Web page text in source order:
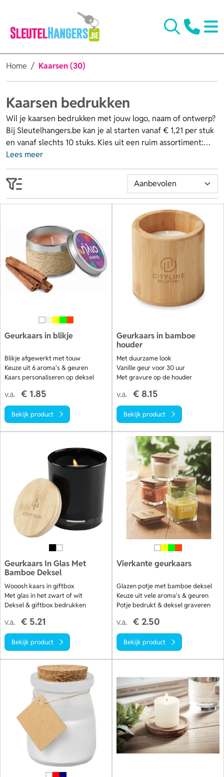
Home Kaarsen (30)
Kaarsen bedrukken
Wil je kaarsen bedrukken met jouw logo, naam of ontwerp?
Bij Sleutelhangers.be kan je al starten vanaf € 1,21 per stuk
en vanaf slechts 10 stuks. Kies uit een ruim assortiment:
goedkope kaarsen voor promotiecampagnes, sfeervolle
geurkaarsen, duurzame LED kaarsen of luxe kaarsen met
elegante houder. Wij kunnen jouw logo, naam, tekst of foto
aanbrengen op de houder, het deksel of zelfs de kaars
bedrukken. Perfect als relatiegeschenk, bedankje of
attentie voor klanten en medewerkers. Bestel jouw kaarsen
met logo of vraag een vrijblijvende offerte en ontvang een
gratis digitale proefdruk. Bekijk ons aanbod.
Lees meer
Geurkaars in blikje
Blikje afgewerkt met touw
Keuze uit 6 aroma's & geuren
Kaars personaliseren op deksel
v.a. € 1.85
Bekijk product
Geurkaars in bamboe
houder
Met duurzame look
Vanille geur voor 30 uur
Met gravure op de houder
v.a. € 8.15
Bekijk product
Geurkaars In Glas Met
Bamboe Deksel
Wooosh kaars in giftbox
Met glas in het zwart of wit
Deksel & giftbox bedrukken
v.a. € 5.21
Bekijk product
Vierkante geurkaars
Glazen potje met bamboe deksel
Keuze uit vele aroma's & geuren
Potje bedrukt & deksel graveren
v.a. € 2.50
Bekijk product